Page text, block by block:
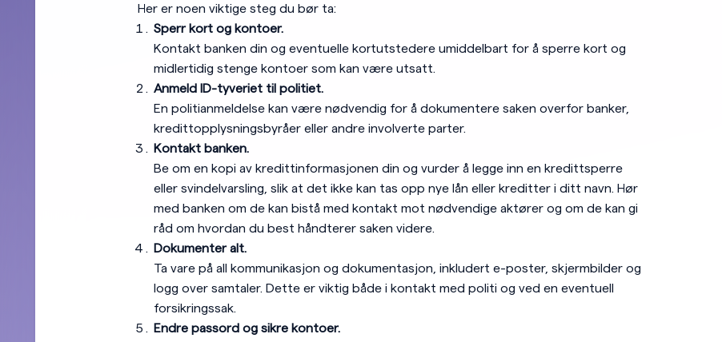
Her er noen viktige steg du bør ta:
Sperr kort og kontoer.
Kontakt banken din og eventuelle kortutstedere umiddelbart for å sperre kort og
midlertidig stenge kontoer som kan være utsatt.
Anmeld ID-tyveriet til politiet.
En politianmeldelse kan være nødvendig for å dokumentere saken overfor banker,
kredittopplysningsbyråer eller andre involverte parter.
Kontakt banken.
Be om en kopi av kredittinformasjonen din og vurder å legge inn en kredittsperre
eller svindelvarsling, slik at det ikke kan tas opp nye lån eller kreditter i ditt navn. Hør
med banken om de kan bistå med kontakt mot nødvendige aktører og om de kan gi
råd om hvordan du best håndterer saken videre.
Dokumenter alt.
Ta vare på all kommunikasjon og dokumentasjon, inkludert e-poster, skjermbilder og
logg over samtaler. Dette er viktig både i kontakt med politi og ved en eventuell
forsikringssak.
Endre passord og sikre kontoer.